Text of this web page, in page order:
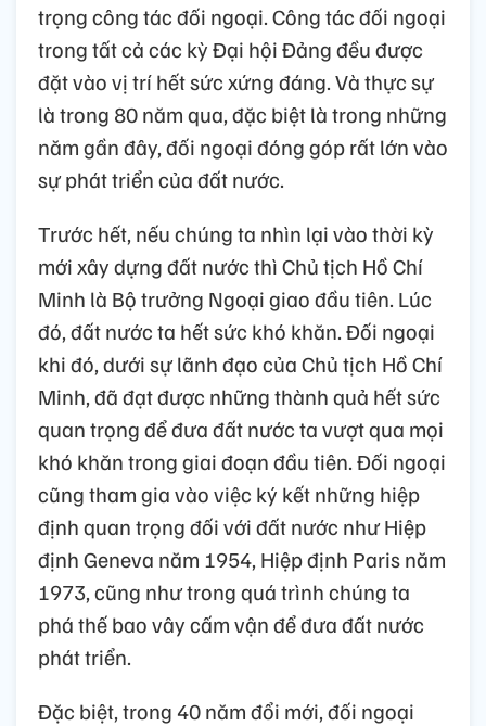
trọng công tác đối ngoại. Công tác đối ngoại
trong tất cả các kỳ Đại hội Đảng đều được
đặt vào vị trí hết sức xứng đáng. Và thực sự
là trong 80 năm qua, đặc biệt là trong những
năm gần đây, đối ngoại đóng góp rất lớn vào
sự phát triển của đất nước.
Trước hết, nếu chúng ta nhìn lại vào thời kỳ
mới xây dựng đất nước thì Chủ tịch Hồ Chí
Minh là Bộ trưởng Ngoại giao đầu tiên. Lúc
đó, đất nước ta hết sức khó khăn. Đối ngoại
khi đó, dưới sự lãnh đạo của Chủ tịch Hồ Chí
Minh, đã đạt được những thành quả hết sức
quan trọng để đưa đất nước ta vượt qua mọi
khó khăn trong giai đoạn đầu tiên. Đối ngoại
cũng tham gia vào việc ký kết những hiệp
định quan trọng đối với đất nước như Hiệp
định Geneva năm 1954, Hiệp định Paris năm
1973, cũng như trong quá trình chúng ta
phá thế bao vây cấm vận để đưa đất nước
phát triển.
Đặc biệt, trong 40 năm đổi mới, đối ngoại